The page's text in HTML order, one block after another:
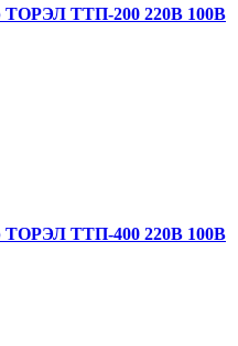
ТОРЭЛ ТТП-200 220В 100В
ТОРЭЛ ТТП-400 220В 100В